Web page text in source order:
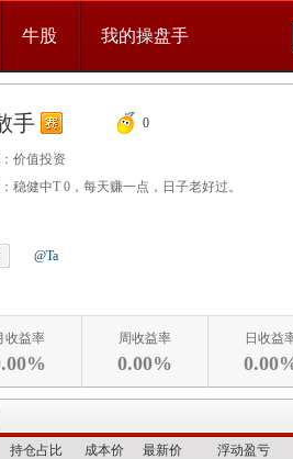
牛股 我的操盘手
手 0
价值投资
稳健中T 0，每天赚一点，日子老好过。
@Ta
收益率 周收益率
0.00%
日收益
持仓占比 成本价 最新价 浮动盈亏